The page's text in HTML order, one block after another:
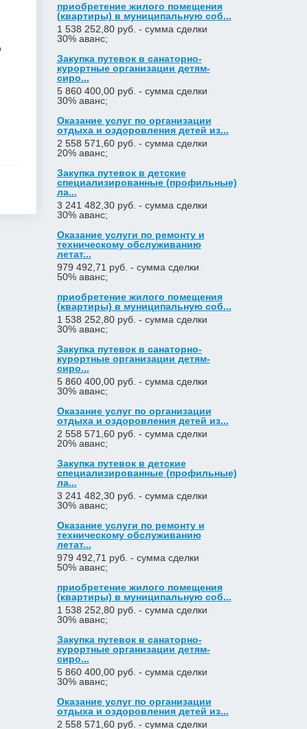
приобретение жилого помещения
(квартиры) в муниципальную соб...
1 538 252,80 руб. - сумма сделки
30% аванс;
Закупка путевок в санаторно-
курортные организации детям-
сиро...
5 860 400,00 руб. - сумма сделки
30% аванс;
Оказание услуг по организации
отдыха и оздоровления детей из...
2 558 571,60 руб. - сумма сделки
20% аванс;
Закупка путевок в детские
специализированные (профильные)
ла...
3 241 482,30 руб. - сумма сделки
30% аванс;
Оказание услуги по ремонту и
техническому обслуживанию
летат...
979 492,71 руб. - сумма сделки
50% аванс;
приобретение жилого помещения
(квартиры) в муниципальную соб...
1 538 252,80 руб. - сумма сделки
30% аванс;
Закупка путевок в санаторно-
курортные организации детям-
сиро...
5 860 400,00 руб. - сумма сделки
30% аванс;
Оказание услуг по организации
отдыха и оздоровления детей из...
2 558 571,60 руб. - сумма сделки
20% аванс;
Закупка путевок в детские
специализированные (профильные)
ла...
3 241 482,30 руб. - сумма сделки
30% аванс;
Оказание услуги по ремонту и
техническому обслуживанию
летат...
979 492,71 руб. - сумма сделки
50% аванс;
приобретение жилого помещения
(квартиры) в муниципальную соб...
1 538 252,80 руб. - сумма сделки
30% аванс;
Закупка путевок в санаторно-
курортные организации детям-
сиро...
5 860 400,00 руб. - сумма сделки
30% аванс;
Оказание услуг по организации
отдыха и оздоровления детей из...
2 558 571,60 руб. - сумма сделки